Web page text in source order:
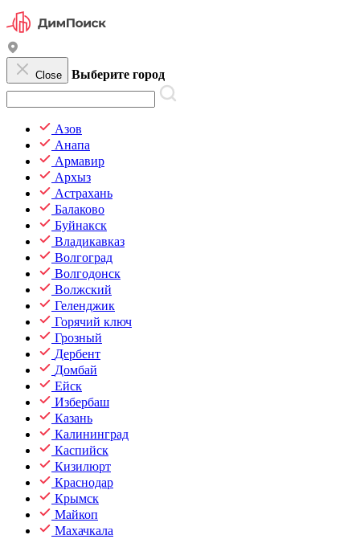
Close Выберите город
Азов
Анапа
Армавир
Архыз
Астрахань
Балаково
Буйнакск
Владикавказ
Волгоград
Волгодонск
Волжский
Геленджик
Горячий ключ
Грозный
Дербент
Домбай
Ейск
Избербаш
Казань
Калининград
Каспийск
Кизилюрт
Краснодар
Крымск
Майкоп
Махачкала